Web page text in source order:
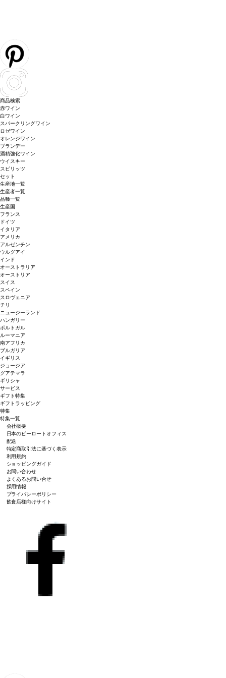
商品検索
赤ワイン
白ワイン
スパークリングワイン
ロゼワイン
オレンジワイン
ブランデー
酒精強化ワイン
ウイスキー
スピリッツ
セット
生産地一覧
生産者一覧
品種一覧
生産国
フランス
ドイツ
イタリア
アメリカ
アルゼンチン
ウルグアイ
インド
オーストラリア
オーストリア
スイス
スペイン
スロヴェニア
チリ
ニュージーランド
ハンガリー
ポルトガル
ルーマニア
南アフリカ
ブルガリア
イギリス
ジョージア
グアテマラ
ギリシャ
サービス
ギフト特集
ギフトラッピング
特集
特集一覧
会社概要
日本のピーロートオフィス
配送
特定商取引法に基づく表示
利用規約
ショッピングガイド
お問い合わせ
よくあるお問い合せ
採用情報
プライバシーポリシー
飲食店様向けサイト